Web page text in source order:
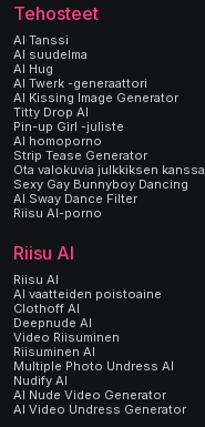
Tehosteet
AI Tanssi
AI suudelma
AI Hug
AI Twerk -generaattori
AI Kissing Image Generator
Titty Drop AI
Pin-up Girl -juliste
AI homoporno
Strip Tease Generator
Ota valokuvia julkkiksen kanssa
Sexy Gay Bunnyboy Dancing
AI Sway Dance Filter
Riisu AI-porno
Riisu AI
Riisu AI
AI vaatteiden poistoaine
Clothoff AI
Deepnude AI
Video Riisuminen
Riisuminen AI
Multiple Photo Undress AI
Nudify AI
AI Nude Video Generator
AI Video Undress Generator